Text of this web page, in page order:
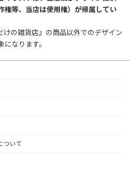
権等、当店は使用権）が帰属してい
けの雑貨店』の商品以外でのデザイン
なります。
ついて